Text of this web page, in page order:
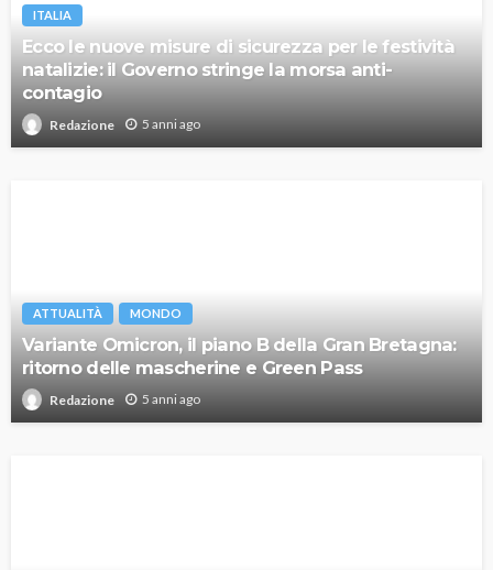
ITALIA
Ecco le nuove misure di sicurezza per le festività
natalizie: il Governo stringe la morsa anti-
contagio
Redazione 5 anni ago
ATTUALITÀ MONDO
Variante Omicron, il piano B della Gran Bretagna:
ritorno delle mascherine e Green Pass
Redazione 5 anni ago